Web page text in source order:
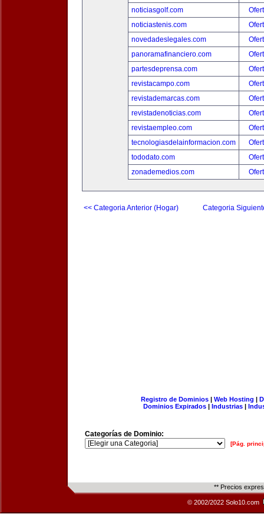
noticiasgolf.com
noticiastenis.com
novedadeslegales.com
panoramafinanciero.com
partesdeprensa.com
revistacampo.com
revistademarcas.com
revistadenoticias.com
revistaempleo.com
tecnologiasdelainformacion.com
tododato.com
zonademedios.com
<< Categoria Anterior (Hogar) Categoria
Registro de Dominios| Web Hosting |
Dominios Expirados | Industrias |
Categorías de Dominio:
[Pág.
** Precios
© 2002/2022 Solo10.com